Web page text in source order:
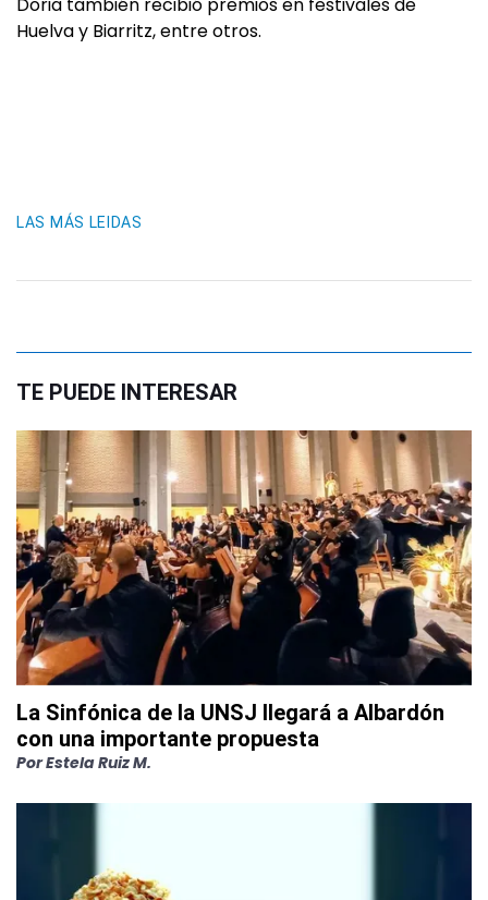
Huelva y Biarritz, entre otros.
LAS MÁS LEIDAS
TE PUEDE INTERESAR
La Sinfónica de la UNSJ llegará a Albardón
con una importante propuesta
PorEstela Ruiz M.